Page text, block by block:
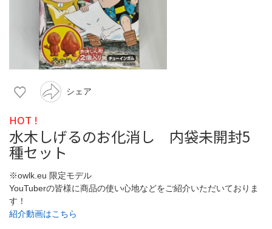
シェア
HOT !
水木しげるのお化消し 内袋未開封5
種セット
※owlk.eu 限定モデル
YouTuberの皆様に商品の使い心地などをご紹介いただいておりま
す！
紹介動画はこちら